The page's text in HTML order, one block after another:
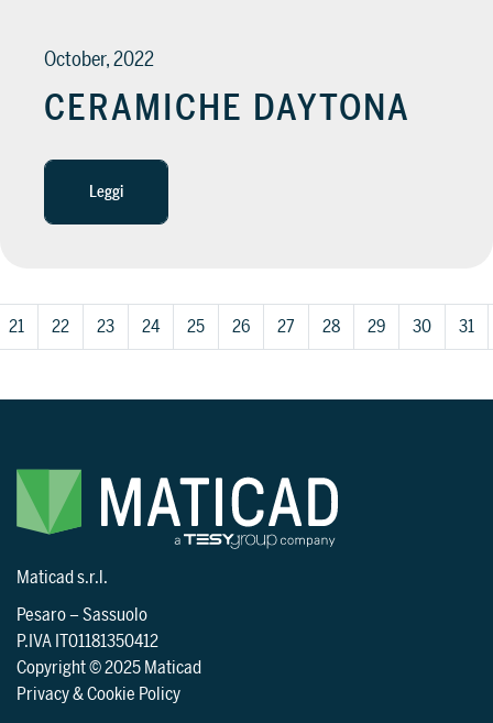
October, 2022
CERAMICHE DAYTONA
Leggi
21 22 23 24 25 26 27 28 29 30 31
Maticad s.r.l.
Pesaro–Sassuolo
P.IVA IT01181350412
Copyright © 2025 Maticad
Privacy & Cookie Policy